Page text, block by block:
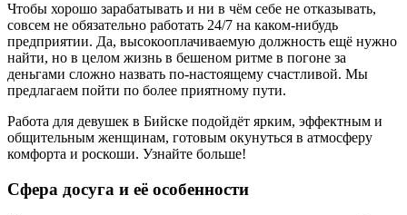
Чтобы хорошо зарабатывать и ни в чём себе не отказывать,
совсем не обязательно работать 24/7 на каком-нибудь
предприятии. Да, высокооплачиваемую должность ещё нужно
найти, но в целом жизнь в бешеном ритме в погоне за
деньгами сложно назвать по-настоящему счастливой. Мы
предлагаем пойти по более приятному пути.
Работа для девушек в Бийске подойдёт ярким, эффектным и
общительным женщинам, готовым окунуться в атмосферу
комфорта и роскоши. Узнайте больше!
Сфера досуга и её особенности